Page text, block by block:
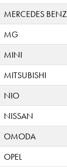
MERCEDES BENZ
MG
MINI
MITSUBISHI
NIO
NISSAN
OMODA
OPEL